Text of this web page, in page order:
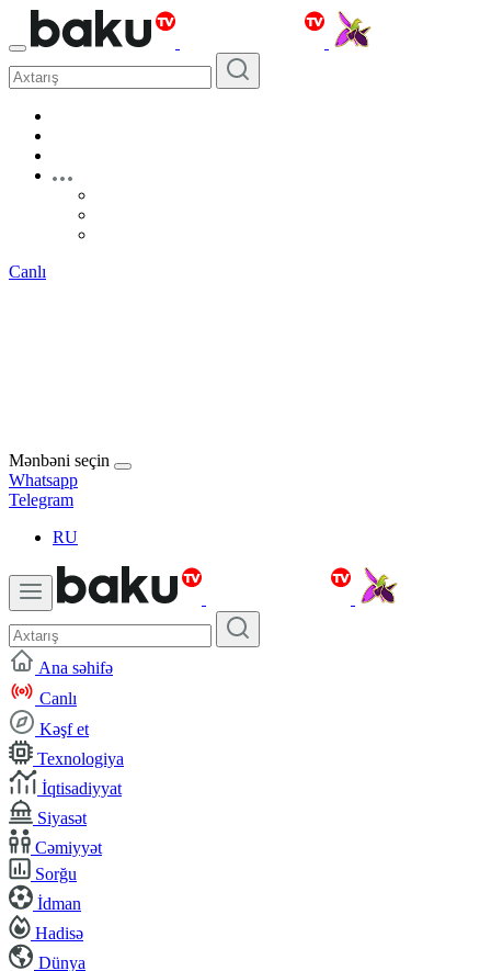
Canlı
Mənbəni seçin
Whatsapp
Telegram
RU
Ana səhifə
Canlı
Kəşf et
Texnologiya
İqtisadiyyat
Siyasət
Cəmiyyət
Sorğu
İdman
Hadisə
Dünya